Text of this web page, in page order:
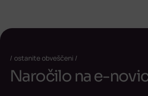
ostanite obveščeni
Naročilo na e-